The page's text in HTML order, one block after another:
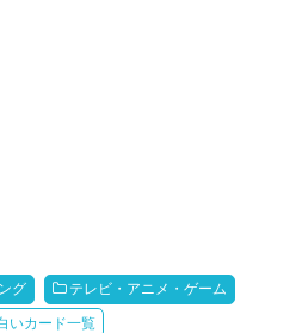
グ テレビ・アニメ・ゲーム
いカード一覧